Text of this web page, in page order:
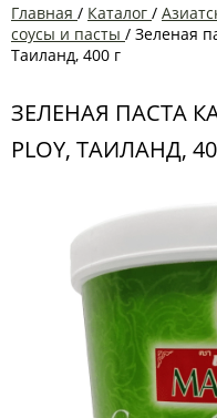
Главная / Каталог /
соусы и пасты / Зеленая
Таиланд, 400 г
ЗЕЛЕНАЯ ПАСТА
PLOY, ТАИЛАНД,